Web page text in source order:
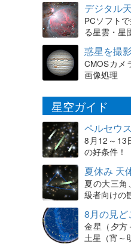
デジタル
PCソフト
る星雲・星
惑星を撮
CMOSカメ
画像処理
星空ガイド
ペルセウ
8月12～13
の好条件！
夏休み 天
夏の大三角
級者向けの
8月の見ど
金星（夕方
土星（宵～